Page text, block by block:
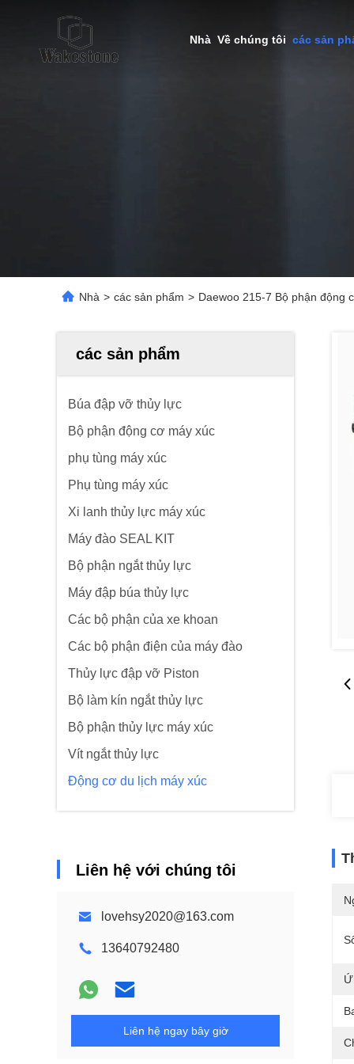
Nhà Về chúng tôi các sản
Nhà > các sản phẩm > Daewoo 215-7 Bộ phận động
các sản phẩm
Búa đập vỡ thủy lực
Bộ phận động cơ máy xúc
phụ tùng máy xúc
Phụ tùng máy xúc
Xi lanh thủy lực máy xúc
Máy đào SEAL KIT
Bộ phận ngắt thủy lực
Máy đập búa thủy lực
Các bộ phận của xe khoan
Các bộ phận điện của máy đào
Thủy lực đập vỡ Piston
Bộ làm kín ngắt thủy lực
Bộ phận thủy lực máy xúc
Vít ngắt thủy lực
Động cơ du lịch máy xúc
Liên hệ với chúng tôi
lovehsy2020@163.com
13640792480
Liên hệ ngay bây giờ